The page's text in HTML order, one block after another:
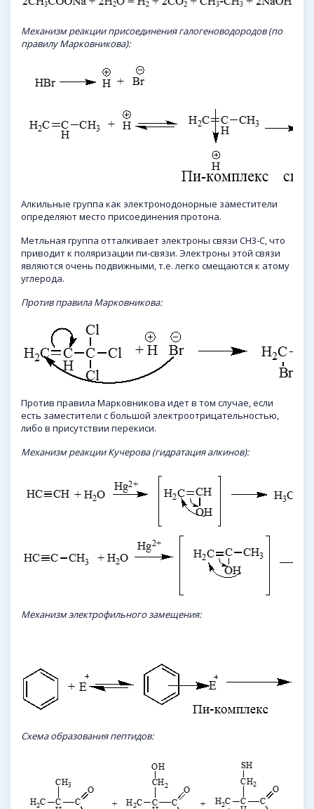
Механизм реакции присоединениягалогеноводородов(по
правилу Марковникова):
Алкильные группа как электронодонорные заместители
определяют место присоединения протона.
Метльная группа отталкивает электроны связи CH3-C, что
приводит к поляризации пи-связи. Электроны этой связи
являются очень подвижными, т.е. легко смещаются к атому
углерода.
Против правила Марковникова:
Против правила Марковникова идет в том случае, если
есть заместители с большой электроотрицательностью,
либо в присутствии перекиси.
Механизм реакцииКучерова(гидратацияалкинов):
Механизм электрофильногозамещения:
Схема образования пептидов: